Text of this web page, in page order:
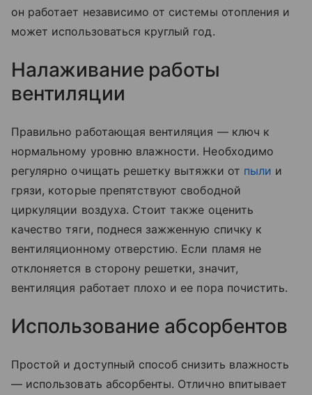
он работает независимо от системы отопления и
может использоваться круглый год.
Налаживание работы
вентиляции
Правильно работающая вентиляция — ключ к
нормальному уровню влажности. Необходимо
регулярно очищать решетку вытяжки от пыли и
грязи, которые препятствуют свободной
циркуляции воздуха. Стоит также оценить
качество тяги, поднеся зажженную спичку к
вентиляционному отверстию. Если пламя не
отклоняется в сторону решетки, значит,
вентиляция работает плохо и ее пора почистить.
Использование абсорбентов
Простой и доступный способ снизить влажность
— использовать абсорбенты. Отлично впитывает